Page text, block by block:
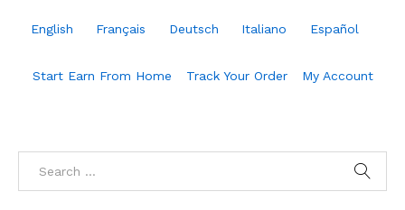
English Français Deutsch Italiano Español
Start Earn From Home Track Your Order My Account